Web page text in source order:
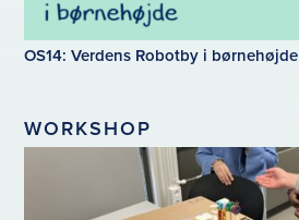
OS14: Verdens Robotby i børnehøjde
WORKSHOP